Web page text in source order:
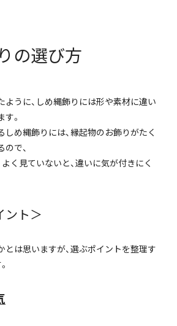
の選び方
ように、しめ縄飾りには形や素材に違い
。
め縄飾りには、縁起物のお飾りがたく
で、
く見ていないと、違いに気が付きにく
ント＞
とは思いますが、選ぶポイントを整理す